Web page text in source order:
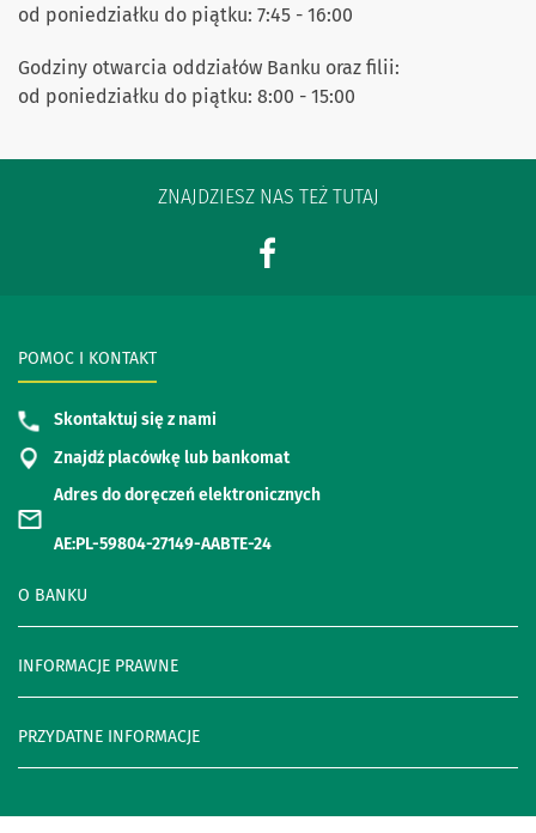
od poniedziałku do piątku: 7:45 - 16:00
Godziny otwarcia oddziałów Banku oraz filii:
od poniedziałku do piątku: 8:00 - 15:00
ZNAJDZIESZ NAS TEŻ TUTAJ
O BANKU
INFORMACJE PRAWNE
PRZYDATNE INFORMACJE
POMOC I KONTAKT
Skontaktuj się z nami
Znajdź placówkę lub bankomat
Adres do doręczeń elektronicznych
AE:PL-59804-27149-AABTE-24